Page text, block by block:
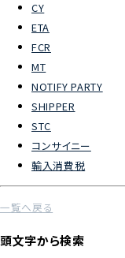
ENGLISH
CY
ETA
FCR
MT
NOTIFY PARTY
SHIPPER
STC
コンサイニー
輸入消費税
一覧へ戻る
頭文字から検索